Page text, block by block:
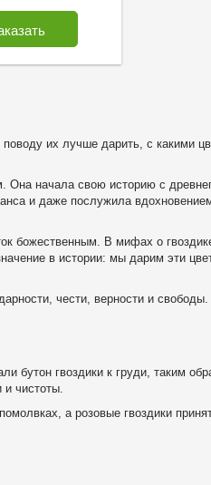
их лучше дарить, с какими
Она начала свою историю с
и даже послужила
божественным. В мифах о
в истории: мы дарим эти
чести, верности и свободы.
бутон гвоздики к груди, таким
чистоты.
а розовые гвоздики